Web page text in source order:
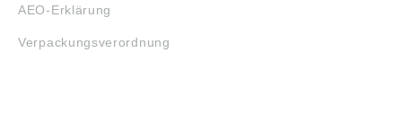
AEO-Erklärung
Verpackungsverordnung